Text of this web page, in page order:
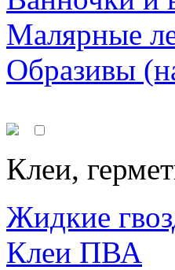
Малярные
Образивы
Клеи,
Жидкие
Клеи ПВА